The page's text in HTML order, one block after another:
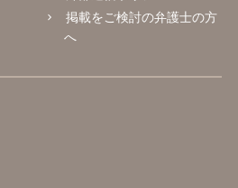
掲載をご検討の弁護士の方
へ